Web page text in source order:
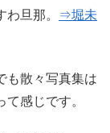
旦那。
⇒堀未
も散々写真集は
感じです。